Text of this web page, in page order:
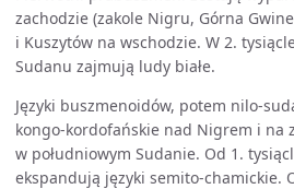
zachodzie (zakole Nigru, Górna
i Kuszytów na wschodzie. W 2.
Sudanu zajmują ludy białe.
Języki buszmenoidów, potem nilo-
kongo-kordofańskie nad Nigrem i na
w południowym Sudanie. Od 1.
ekspandują języki semito-chamickie.